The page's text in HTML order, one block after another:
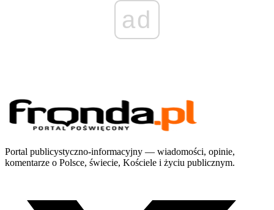
ad
Portal publicystyczno-informacyjny — wiadomości, opinie,
komentarze o Polsce, świecie, Kościele i życiu publicznym.